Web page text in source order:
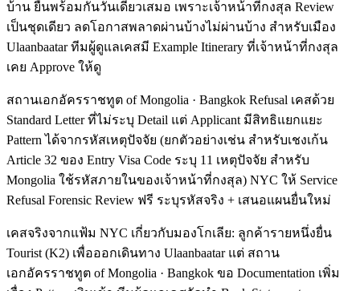
บ้าน ยื่นพร้อมกันวันเดียวเสมอ เพราะเจ้าหน้าที่กงสุล Review
เป็นชุดเดียว ลดโอกาสพลาดผ่านบ้างไม่ผ่านบ้าง สำหรับเมือง
Ulaanbaatar ทีมผู้ดูแลเคสมี Example Itinerary ที่เจ้าหน้าที่กงสุล
เคย Approve ให้ดู
สถานเอกอัครราชทูต of Mongolia · Bangkok Refusal เคสด้วย
Standard Letter ที่ไม่ระบุ Detail แต่ Applicant มีสิทธิแยกแยะ
Pattern ได้จากรหัสเหตุปัจจัย (ยกตัวอย่างเช่น สำหรับเชงเก้น
Article 32 ของ Entry Visa Code ระบุ 11 เหตุปัจจัย สำหรับ
Mongolia ใช้รหัสภายในของเจ้าหน้าที่กงสุล) NYC ให้ Service
Refusal Forensic Review ฟรี ระบุรหัสจริง + เสนอแผนยื่นใหม่
เคสจริงจากแฟ้ม NYC เกี่ยวกับมองโกเลีย: ลูกค้ารายหนึ่งยื่น
Tourist (K2) เพื่อออกเดินทาง Ulaanbaatar แต่ สถาน
เอกอัครราชทูต of Mongolia · Bangkok ขอ Documentation เพิ่ม